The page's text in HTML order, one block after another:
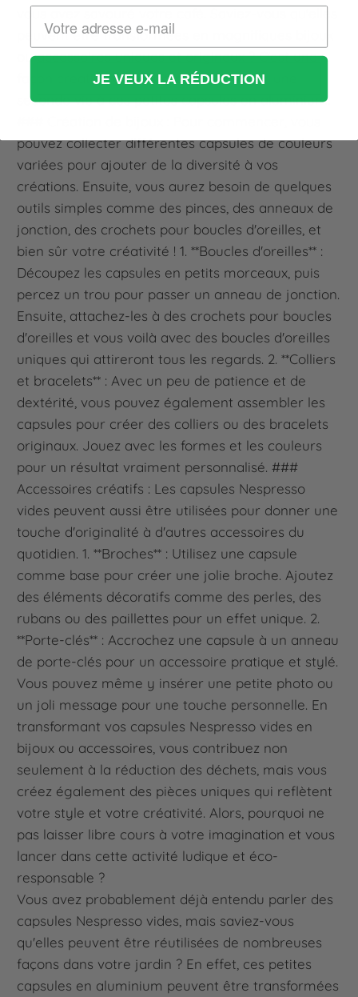
peuvent être transformées en magnifiques bijoux
ou accessoires uniques et originaux ? C'est une
façon créative et écologique de donner une
seconde vie à ces petites capsules en aluminium.
pouvez collecter différentes capsules de couleurs
variées pour ajouter de la diversité à vos
créations. Ensuite, vous aurez besoin de quelques
outils simples comme des pinces, des anneaux de
jonction, des crochets pour boucles d'oreilles, et
bien sûr votre créativité ! 1. **Boucles d'oreilles** :
Découpez les capsules en petits morceaux, puis
percez un trou pour passer un anneau de jonction.
Ensuite, attachez-les à des crochets pour boucles
d'oreilles et vous voilà avec des boucles d'oreilles
uniques qui attireront tous les regards. 2. **Colliers
et bracelets** : Avec un peu de patience et de
dextérité, vous pouvez également assembler les
capsules pour créer des colliers ou des bracelets
originaux. Jouez avec les formes et les couleurs
pour un résultat vraiment personnalisé. ###
Accessoires créatifs : Les capsules Nespresso
vides peuvent aussi être utilisées pour donner une
touche d'originalité à d'autres accessoires du
quotidien. 1. **Broches** : Utilisez une capsule
comme base pour créer une jolie broche. Ajoutez
des éléments décoratifs comme des perles, des
rubans ou des paillettes pour un effet unique. 2.
**Porte-clés** : Accrochez une capsule à un anneau
de porte-clés pour un accessoire pratique et stylé.
Vous pouvez même y insérer une petite photo ou
un joli message pour une touche personnelle. En
transformant vos capsules Nespresso vides en
bijoux ou accessoires, vous contribuez non
seulement à la réduction des déchets, mais vous
créez également des pièces uniques qui reflètent
votre style et votre créativité. Alors, pourquoi ne
pas laisser libre cours à votre imagination et vous
lancer dans cette activité ludique et éco-
responsable ?
Vous avez probablement déjà entendu parler des
capsules Nespresso vides, mais saviez-vous
qu'elles peuvent être réutilisées de nombreuses
façons dans votre jardin ? En effet, ces petites
capsules en aluminium peuvent être transformées
JE VEUX LA RÉDUCTION